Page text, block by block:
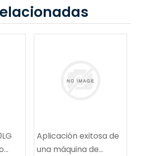
Aplicación exitosa de
una máquina de